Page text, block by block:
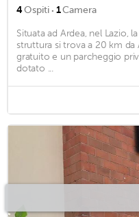
4Ospiti · 1Camera
Situata ad Ardea, nel Lazio,
struttura si trova a 20 km da
gratuito e un parcheggio
dotato ...